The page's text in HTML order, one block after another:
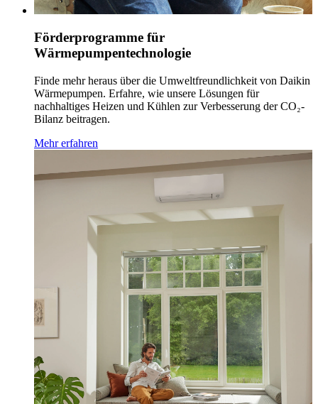
Förderprogramme für
Wärmepumpentechnologie
Finde mehr heraus über die Umweltfreundlichkeit von Daikin
Wärmepumpen. Erfahre, wie unsere Lösungen für
nachhaltiges Heizen und Kühlen zur Verbesserung der CO₂-
Bilanz beitragen.
Mehr erfahren